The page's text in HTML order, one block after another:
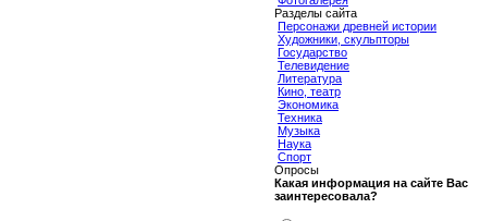
Разделы сайта
Персонажи древней истории
Художники, скульпторы
Государство
Телевидение
Литература
Кино, театр
Экономика
Техника
Музыка
Наука
Спорт
Опросы
Какая информация на сайте Вас
заинтересовала?